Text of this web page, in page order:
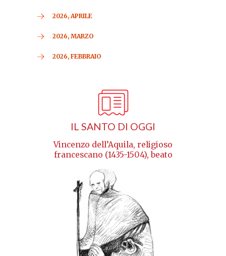
2026, APRILE
2026, MARZO
2026, FEBBRAIO
IL SANTO DI OGGI
Vincenzo dell’Aquila, religioso
francescano (1435-1504), beato